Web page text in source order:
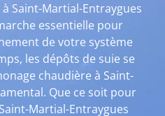
Saint-Martial-Entraygues
essentielle pour
de votre système
les dépôts de suie se
chaudière à Saint-
Que ce soit pour
Martial-Entraygues